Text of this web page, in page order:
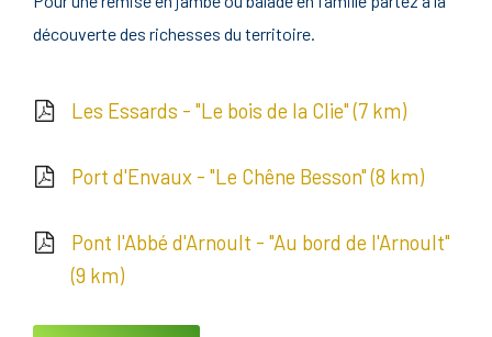
découverte des richesses du territoire.
Les Essards - "Le bois de la Clie" (7 km)
Port d'Envaux - "Le Chêne Besson" (8 km)
Pont l'Abbé d'Arnoult - "Au bord de l'Arnoult"
(9 km)